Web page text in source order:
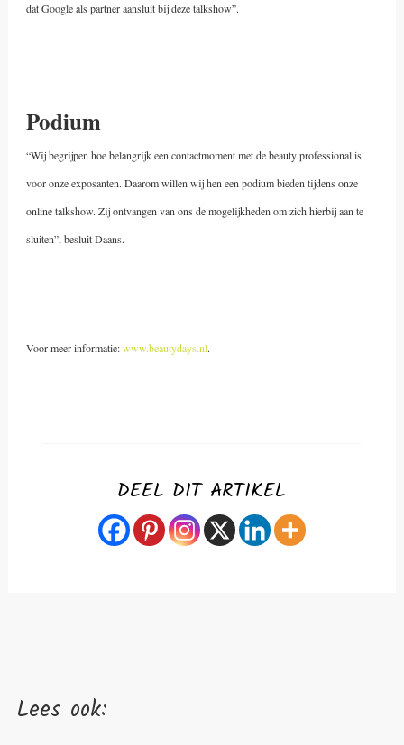
dat Google als partner aansluit bij deze talkshow”.
Podium
“Wij begrijpen hoe belangrijk een contactmoment met de beauty professional is
voor onze exposanten. Daarom willen wij hen een podium bieden tijdens onze
online talkshow. Zij ontvangen van ons de mogelijkheden om zich hierbij aan te
sluiten”, besluit Daans.
Voor meer informatie:www.beautydays.nl.
DEEL DIT ARTIKEL
Lees ook: